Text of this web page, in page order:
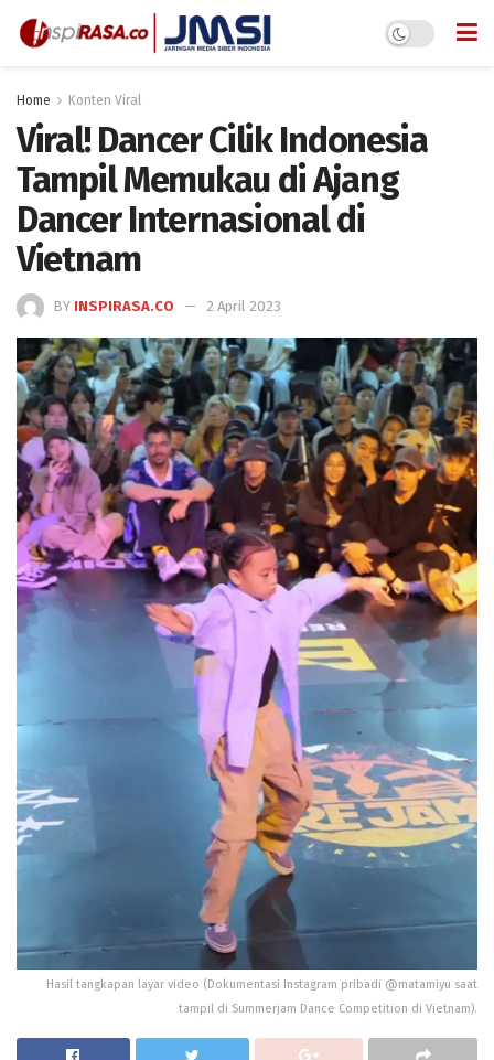
Home Konten Viral
Viral! Dancer Cilik Indonesia
Tampil Memukau di Ajang
Dancer Internasional di
Vietnam
BY INSPIRASA.CO 2 April 2023
Hasil tangkapan layar video (Dokumentasi Instagram pribadi @matamiyu saat
tampil di Summerjam Dance Competition di Vietnam).